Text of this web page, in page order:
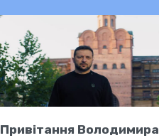
Привітання Володимира